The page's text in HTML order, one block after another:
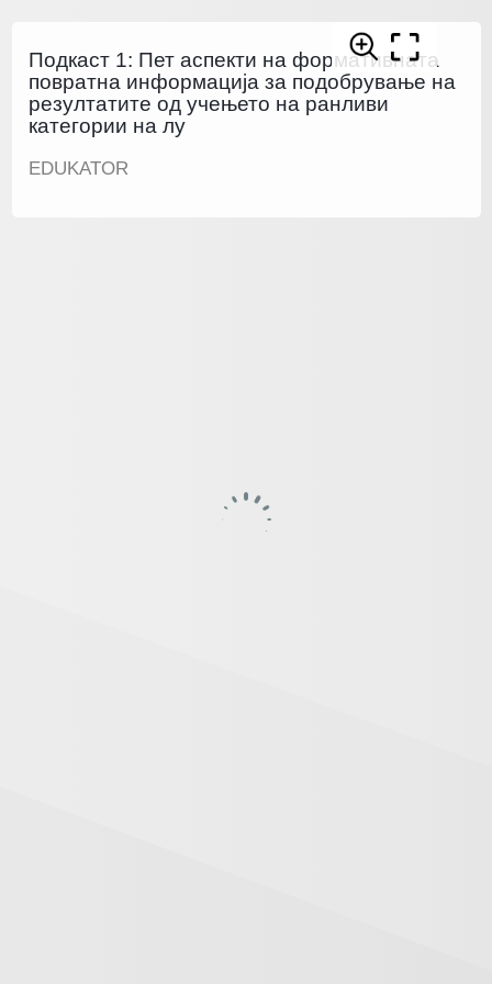
Подкаст 1: Пет аспекти на формативната
повратна информација за подобрување на
резултатите од учењето на ранливи
категории на лу
EDUKATOR